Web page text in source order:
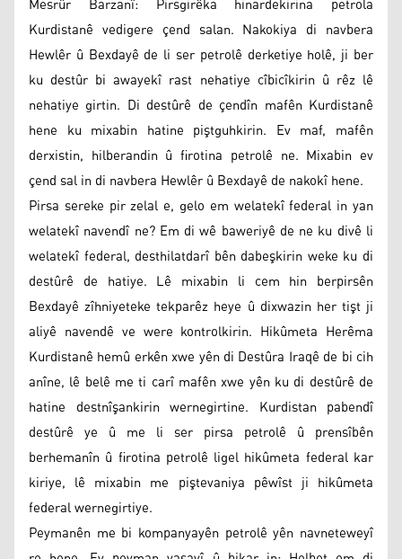
Kurdistanê vedigere çend salan. Nakokiya di navbera
Hewlêr û Bexdayê de li ser petrolê derketiye holê, ji ber
ku destûr bi awayekî rast nehatiye cîbicîkirin û rêz lê
nehatiye girtin. Di destûrê de çendîn mafên Kurdistanê
hene ku mixabin hatine piştguhkirin. Ev maf, mafên
derxistin, hilberandin û firotina petrolê ne. Mixabin ev
çend sal in di navbera Hewlêr û Bexdayê de nakokî hene.
Pirsa sereke pir zelal e, gelo em welatekî federal in yan
welatekî navendî ne? Em di wê baweriyê de ne ku divê li
welatekî federal, desthilatdarî bên dabeşkirin weke ku di
destûrê de hatiye. Lê mixabin li cem hin berpirsên
Bexdayê zîhniyeteke tekparêz heye û dixwazin her tişt ji
aliyê navendê ve were kontrolkirin. Hikûmeta Herêma
Kurdistanê hemû erkên xwe yên di Destûra Iraqê de bi cih
anîne, lê belê me ti carî mafên xwe yên ku di destûrê de
hatine destnîşankirin wernegirtine. Kurdistan pabendî
destûrê ye û me li ser pirsa petrolê û prensîbên
berhemanîn û firotina petrolê ligel hikûmeta federal kar
kiriye, lê mixabin me piştevaniya pêwîst ji hikûmeta
federal wernegirtiye.
Peymanên me bi kompanyayên petrolê yên navneteweyî